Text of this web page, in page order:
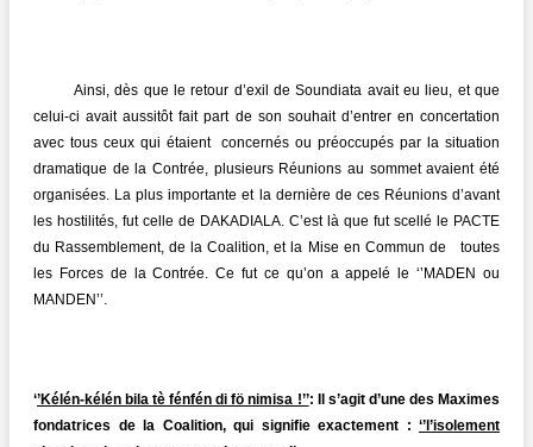
Ainsi, dès que le retour d’exil de Soundiata avait eu lieu, et que
celui-ci avait aussitôt fait part de son souhait d’entrer en concertation
avec tous ceux qui étaient concernés ou préoccupés par la situation
dramatique de la Contrée, plusieurs Réunions au sommet avaient été
organisées. La plus importante et la dernière de ces Réunions d’avant
les hostilités, fut celle de DAKADIALA. C’est là que fut scellé le PACTE
du Rassemblement, de la Coalition, et la Mise en Commun de toutes
les Forces de la Contrée. Ce fut ce qu’on a appelé le ‘’MADEN ou
MANDEN’’.
‘’Kélén-kélén bila tè fénfén di fö nimisa !’’: Il s’agit d’une des Maximes
fondatrices de la Coalition, qui signifie exactement : ‘’l’isolement